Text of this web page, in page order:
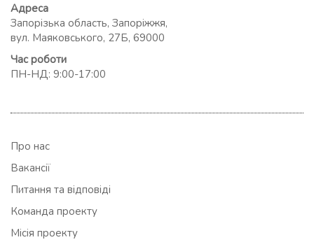
Адреса
Запорізька область, Запоріжжя,
вул. Маяковського, 27Б, 69000
Час роботи
ПН-НД: 9:00-17:00
Про нас
Вакансії
Питання та відповіді
Команда проекту
Місія проекту